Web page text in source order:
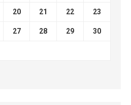
20 21 22 23
27 28 29 30